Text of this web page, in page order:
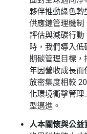
夥伴推動綠色轉
供應鏈管理機制
評估與減碳行動
時，我們導入
期碳管理目標，
年因營收成長而
放密集度相較
化環境衝擊管理
型邁進。
人本關懷與公益